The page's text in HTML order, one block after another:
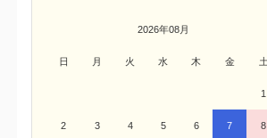
2026年08月
日 月 火 水 木 金 土
1
2 3 4 5 6 7 8